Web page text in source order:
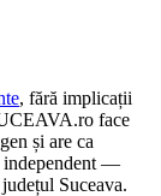
, fără implicații
face
și are ca
independent —
Suceava.